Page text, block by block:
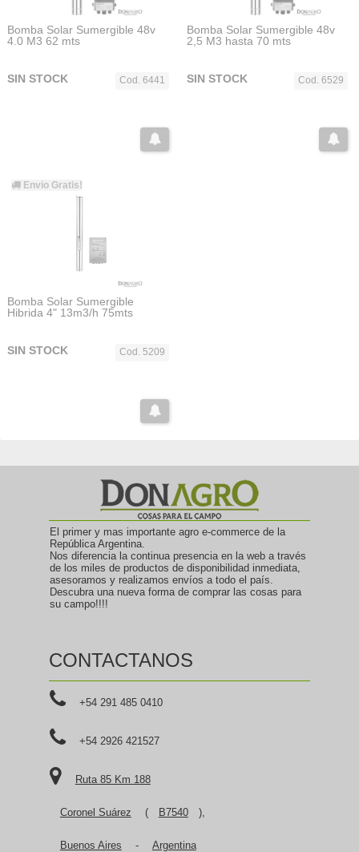
Bomba Solar Sumergible 48v
4.0 M3 62 mts
Cod. 6441
SIN STOCK
Bomba Solar Sumergible 48v
2,5 M3 hasta 70 mts
Cod. 6529
SIN STOCK
Envio Gratis!
Bomba Solar Sumergible
Hibrida 4" 13m3/h 75mts
Cod. 5209
SIN STOCK
El primer y mas importante agro e-commerce de la
República Argentina.
Nos diferencia la continua presencia en la web a través
de los miles de productos de disponibilidad inmediata,
asesoramos y realizamos envíos a todo el país.
Descubra una nueva forma de comprar las cosas para
su campo!!!!
CONTACTANOS
+54 291 485 0410
+54 2926 421527
Ruta 85 Km 188
Coronel Suárez ( B7540 ),
Buenos Aires - Argentina